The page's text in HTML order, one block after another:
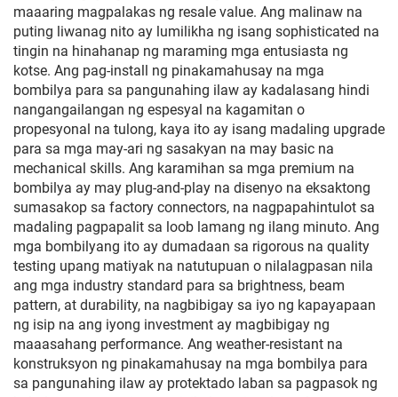
maaaring magpalakas ng resale value. Ang malinaw na
puting liwanag nito ay lumilikha ng isang sophisticated na
tingin na hinahanap ng maraming mga entusiasta ng
kotse. Ang pag-install ng pinakamahusay na mga
bombilya para sa pangunahing ilaw ay kadalasang hindi
nangangailangan ng espesyal na kagamitan o
propesyonal na tulong, kaya ito ay isang madaling upgrade
para sa mga may-ari ng sasakyan na may basic na
mechanical skills. Ang karamihan sa mga premium na
bombilya ay may plug-and-play na disenyo na eksaktong
sumasakop sa factory connectors, na nagpapahintulot sa
madaling pagpapalit sa loob lamang ng ilang minuto. Ang
mga bombilyang ito ay dumadaan sa rigorous na quality
testing upang matiyak na natutupuan o nilalagpasan nila
ang mga industry standard para sa brightness, beam
pattern, at durability, na nagbibigay sa iyo ng kapayapaan
ng isip na ang iyong investment ay magbibigay ng
maaasahang performance. Ang weather-resistant na
konstruksyon ng pinakamahusay na mga bombilya para
sa pangunahing ilaw ay protektado laban sa pagpasok ng